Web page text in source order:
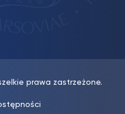
prawa zastrzeżone.